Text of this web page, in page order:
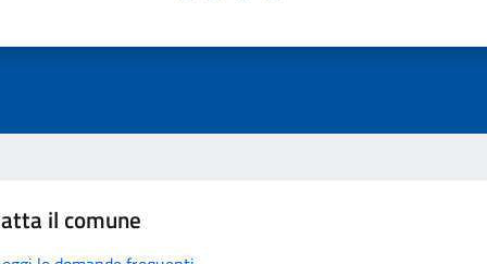
il comune